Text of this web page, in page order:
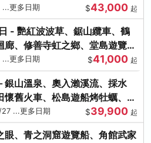
...更多日期 $43,000 起
- 艷紅波波草、鋸山纜車、鶴
廊、修善寺虹之鄉、堂島遊覽
...更多日期 $41,000 起
銀山溫泉、奧入瀨溪流、採水
舊火車、松島遊船烤牡蠣、嚴
...更多日期 $39,900 起
眼、青之洞窟遊覽船、角館武家